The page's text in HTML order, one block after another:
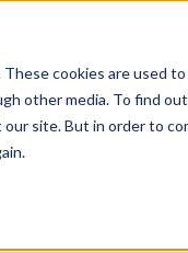
cookies are used
other media. To find
site. But in order to